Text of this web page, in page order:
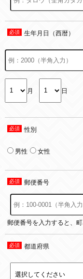
生年月日（西暦）
月 日
性別
男性 女性
郵便番号
郵便番号を入力すると、
都道府県